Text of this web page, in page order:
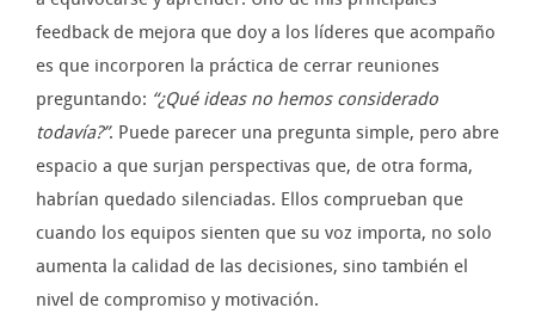
feedback de mejora que doy a los líderes que acompaño
es que incorporen la práctica de cerrar reuniones
preguntando: “¿Qué ideas no hemos considerado
todavía?”. Puede parecer una pregunta simple, pero abre
espacio a que surjan perspectivas que, de otra forma,
habrían quedado silenciadas. Ellos comprueban que
cuando los equipos sienten que su voz importa, no solo
aumenta la calidad de las decisiones, sino también el
nivel de compromiso y motivación.